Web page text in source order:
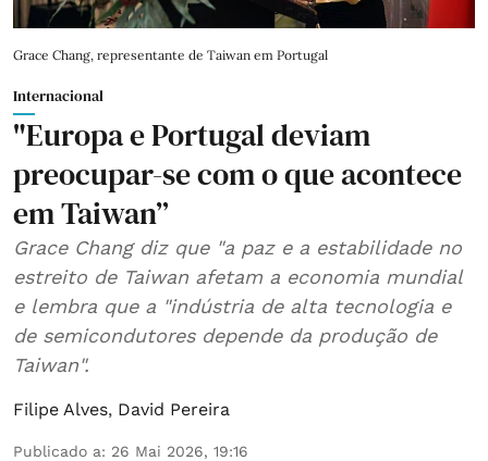
Grace Chang, representante de Taiwan em Portugal
Internacional
"Europa e Portugal deviam
preocupar-se com o que acontece
em Taiwan”
Grace Chang diz que "a paz e a estabilidade no
estreito de Taiwan afetam a economia mundial
e lembra que a "indústria de alta tecnologia e
de semicondutores depende da produção de
Taiwan".
Filipe Alves, David Pereira
Publicado a: 26 Mai 2026, 19:16